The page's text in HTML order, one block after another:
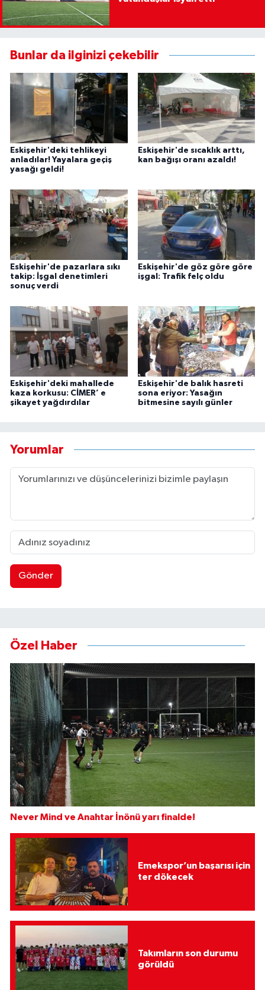
Bunlar da ilginizi çekebilir
Eskişehir'deki tehlikeyi
anladılar! Yayalara geçiş
yasağı geldi!
Eskişehir'de sıcaklık arttı,
kan bağışı oranı azaldı!
Eskişehir'de pazarlara sıkı
takip: İşgal denetimleri
sonuç verdi
Eskişehir'de göz göre göre
işgal: Trafik felç oldu
Eskişehir'deki mahallede
kaza korkusu: CİMER’ e
şikayet yağdırdılar
Eskişehir'de balık hasreti
sona eriyor: Yasağın
bitmesine sayılı günler
Yorumlar
Gönder
Özel Haber
Never Mind ve Anahtar İnönü yarı finalde!
Emekspor’un başarısı için
ter dökecek
Takımların son durumu
görüldü